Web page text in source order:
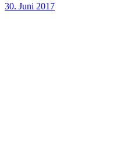
30. Juni 2017